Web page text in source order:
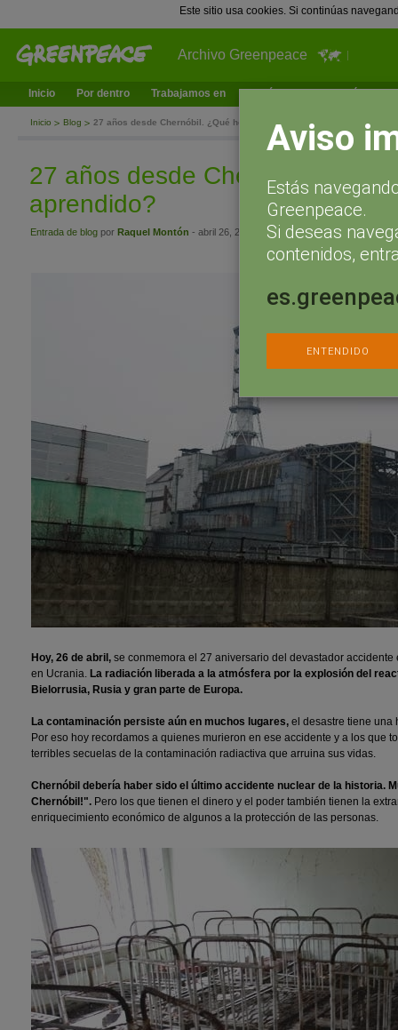
Este sitio usa cookies. Si continúas
Archivo Greenpeace
Inicio Por dentro Trabajamos en ¿Qué puedes hacer tú?
Inicio Blog 27 años desde Chernóbil. ¿Qué hemos aprendido?
27 años desde Chernóbil. ¿Qué
aprendido?
Entrada de blog por Raquel Montón - abril 26, 2013 a las 18:08
Hoy, 26 de abril, se conmemora el 27 aniversario del devastador
en Ucrania. La radiación liberada a la atmósfera por la explosión del
Bielorrusia, Rusia y gran parte de Europa.
La contaminación persiste aún en muchos lugares, el desastre tiene una
Por eso hoy recordamos a quienes murieron en ese accidente y a los que
terribles secuelas de la contaminación radiactiva que arruina sus vidas.
Chernóbil debería haber sido el último accidente nuclear de la historia.
Chernóbil!". Pero los que tienen el dinero y el poder también tienen la
enriquecimiento económico de algunos a la protección de las personas.
Aviso
Estás
Greenpeace.
Si deseas
contenidos,
ENTENDIDO